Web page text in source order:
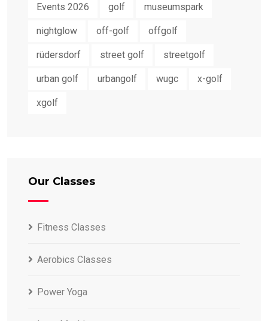
Events 2026 golf museumspark
nightglow off-golf offgolf
rüdersdorf street golf streetgolf
urban golf urbangolf wugc x-golf
xgolf
Our Classes
Fitness Classes
Aerobics Classes
Power Yoga